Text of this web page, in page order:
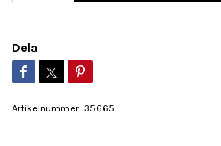
Dela
Artikelnummer: 35665